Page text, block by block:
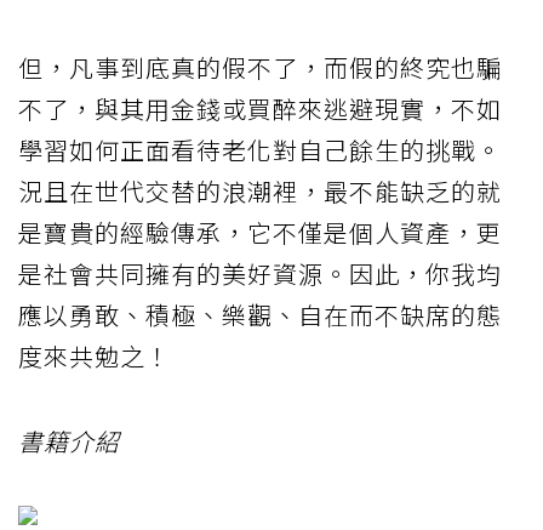
但，凡事到底真的假不了，而假的終究也騙
不了，與其用金錢或買醉來逃避現實，不如
學習如何正面看待老化對自己餘生的挑戰。
況且在世代交替的浪潮裡，最不能缺乏的就
是寶貴的經驗傳承，它不僅是個人資產，更
是社會共同擁有的美好資源。因此，你我均
應以勇敢、積極、樂觀、自在而不缺席的態
度來共勉之！
書籍介紹